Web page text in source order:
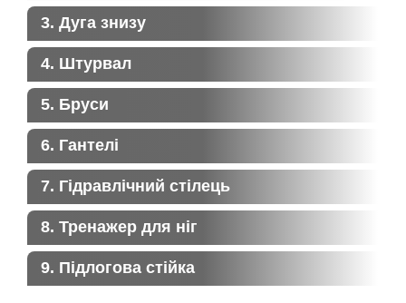
3. Дуга знизу
4. Штурвал
5. Бруси
6. Гантелі
7. Гідравлічний стілець
8. Тренажер для ніг
9. Підлогова стійка